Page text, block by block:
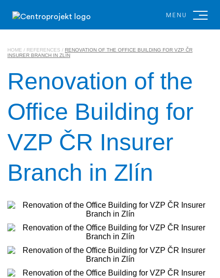
MENU
HOME / REFERENCES / RENOVATION OF THE OFFICE BUILDING FOR VZP ČR
INSURER BRANCH IN ZLÍN
Renovation of the
Office Building for
VZP ČR Insurer
Branch in Zlín